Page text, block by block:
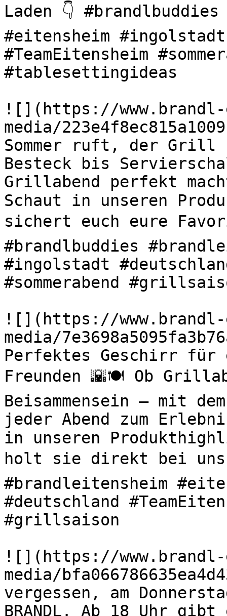
Laden 👇
#eitensheim
#TeamEitensheim
#tablesettingideas
![](https://
media/
Sommer ruft, der Grill
Besteck bis
Grillabend perfekt
Schaut in unseren
sichert euch eure
#brandlbuddies
#ingolstadt
#sommerabend
![](https://
media/
Perfektes Geschirr für
Freunden 🌇🍽️ Ob
Beisammensein – mit
jeder Abend zum
in unseren
holt sie direkt bei uns
#brandleitensheim
#deutschland
#grillsaison
![](https://
media/
vergessen, am
BRANDL. Ab 18 Uhr